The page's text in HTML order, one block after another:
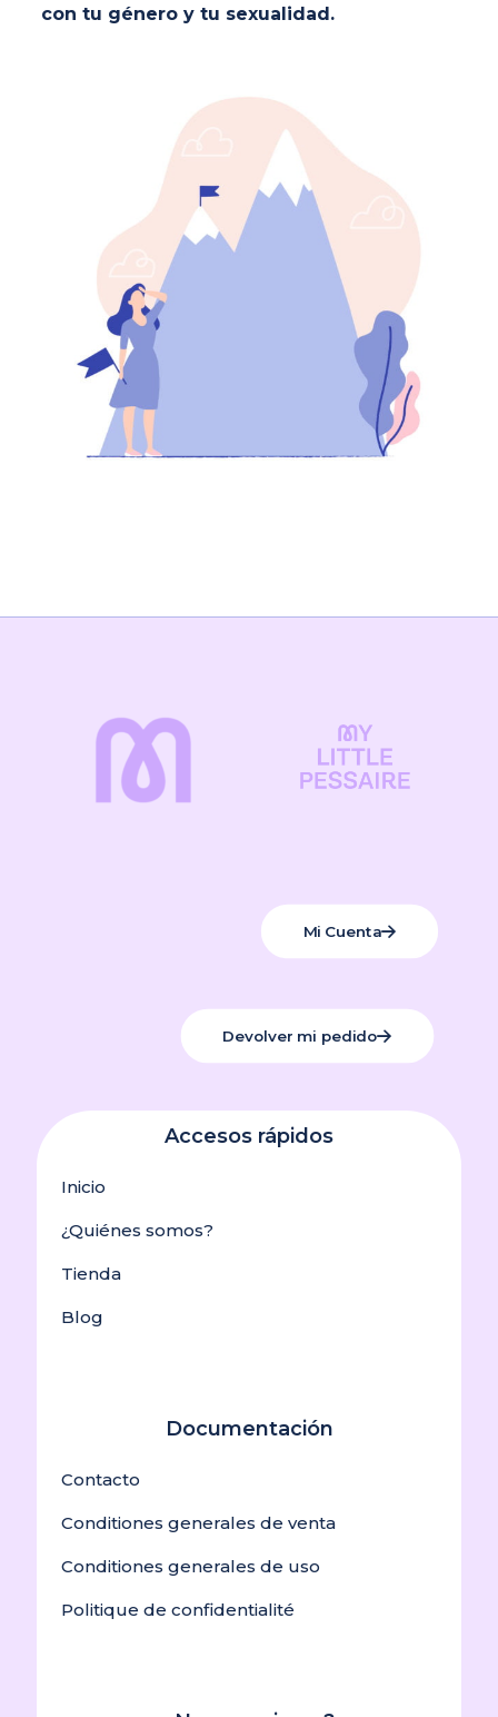
con tu género y tu sexualidad.
Mi Cuenta
Devolver mi pedido
Accesos rápidos
Inicio
¿Quiénes somos?
Tienda
Blog
Documentación
Contacto
Conditiones generales de venta
Conditiones generales de uso
Politique de confidentialité